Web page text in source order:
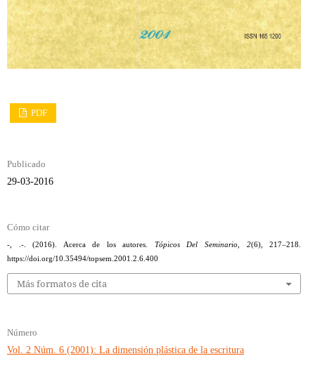
PDF
Publicado
29-03-2016
Cómo citar
-, .-. (2016). Acerca de los autores. Tópicos Del Seminario, 2(6), 217–218.
https://doi.org/10.35494/topsem.2001.2.6.400
Más formatos de cita
Número
Vol. 2 Núm. 6 (2001): La dimensión plástica de la escritura